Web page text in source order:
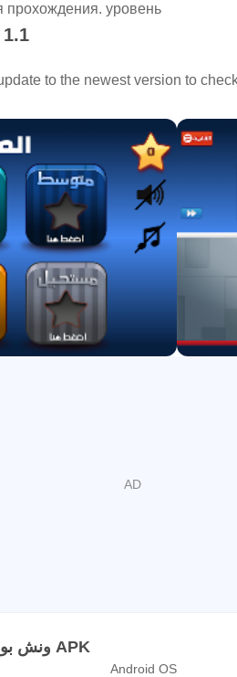
прохождения. уровень
to the newest version to
Информация ونش بوت - لعبة لتعليم البرمجة APK
Android OS